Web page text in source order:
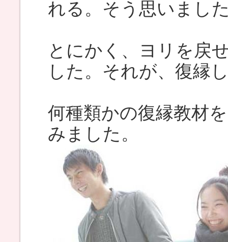
れる。そう思いまし
とにかく、ヨリを戻
した。それが、復縁
何種類かの復縁教材
みました。